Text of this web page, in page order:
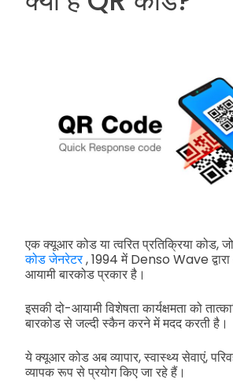
एक क्यूआर कोड या त्वरित प्रतिक्रिया कोड,
कोड जेनरेटर, 1994 में Denso Wave
आयामी बारकोड प्रकार है।
इसकी दो-आयामी विशेषता कार्यक्षमता को
बारकोड से जल्दी स्कैन करने में मदद करती है।
ये क्यूआर कोड अब व्यापार, स्वास्थ्य सेवाएं,
व्यापक रूप से प्रयोग किए जा रहे हैं।